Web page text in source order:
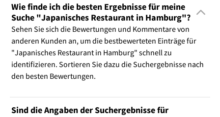
Wie finde ich die besten Ergebnisse für meine
Suche "Japanisches Restaurant in Hamburg"?
Sehen Sie sich die Bewertungen und Kommentare von
anderen Kunden an, um die bestbewerteten Einträge für
"Japanisches Restaurant in Hamburg" schnell zu
identifizieren. Sortieren Sie dazu die Suchergebnisse nach
den besten Bewertungen.
Sind die Angaben der Suchergebnisse für